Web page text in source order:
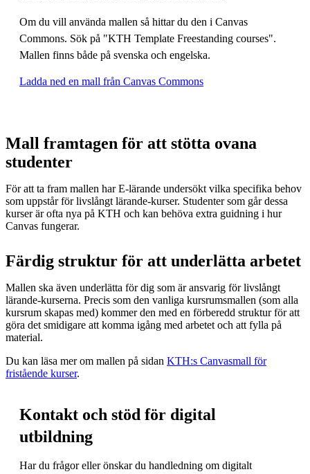
Om du vill använda mallen så hittar du den i Canvas
Commons. Sök på "KTH Template Freestanding courses".
Mallen finns både på svenska och engelska.
Ladda ned en mall från Canvas Commons
Mall framtagen för att stötta ovana
studenter
För att ta fram mallen har E-lärande undersökt vilka specifika behov
som uppstår för livslångt lärande-kurser. Studenter som går dessa
kurser är ofta nya på KTH och kan behöva extra guidning i hur
Canvas fungerar.
Färdig struktur för att underlätta arbetet
Mallen ska även underlätta för dig som är ansvarig för livslångt
lärande-kurserna. Precis som den vanliga kursrumsmallen (som alla
kursrum skapas med) kommer den med en förberedd struktur för att
göra det smidigare att komma igång med arbetet och att fylla på
material.
Du kan läsa mer om mallen på sidan KTH:s Canvasmall för
fristående kurser.
Kontakt och stöd för digital
utbildning
Har du frågor eller önskar du handledning om digitalt